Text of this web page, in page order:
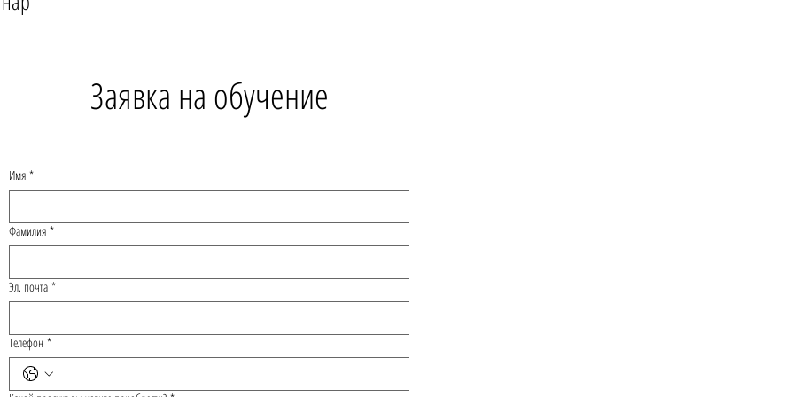
Заявка на обучение
Имя *
Фамилия *
Эл. почта *
Телефон *